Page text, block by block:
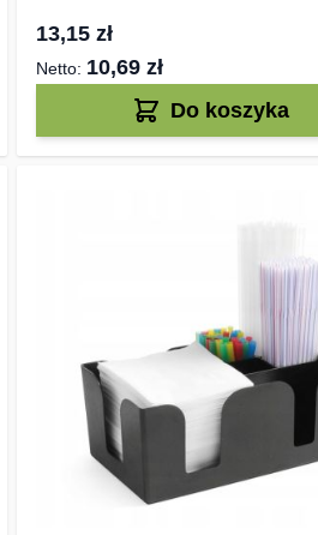
13,15 zł
10,69 zł
Do koszyka